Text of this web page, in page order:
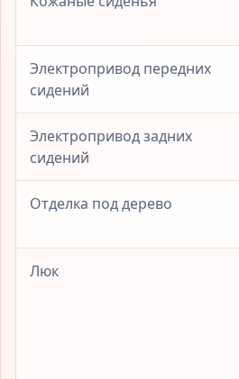
Электропривод передних
сидений
Электропривод задних
сидений
Отделка под дерево
Люк